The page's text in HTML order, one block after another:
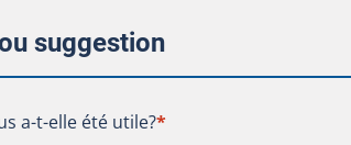
suggestion
a-t-elle été utile?
a-t-elle été utile?*